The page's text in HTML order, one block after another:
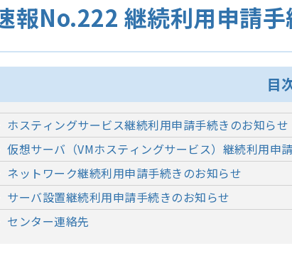
報No.222 継続利用申請
目
ホスティングサービス継続利用申請手続きのお知らせ
仮想サーバ（VMホスティングサービス）継続利用申
ネットワーク継続利用申請手続きのお知らせ
サーバ設置継続利用申請手続きのお知らせ
センター連絡先